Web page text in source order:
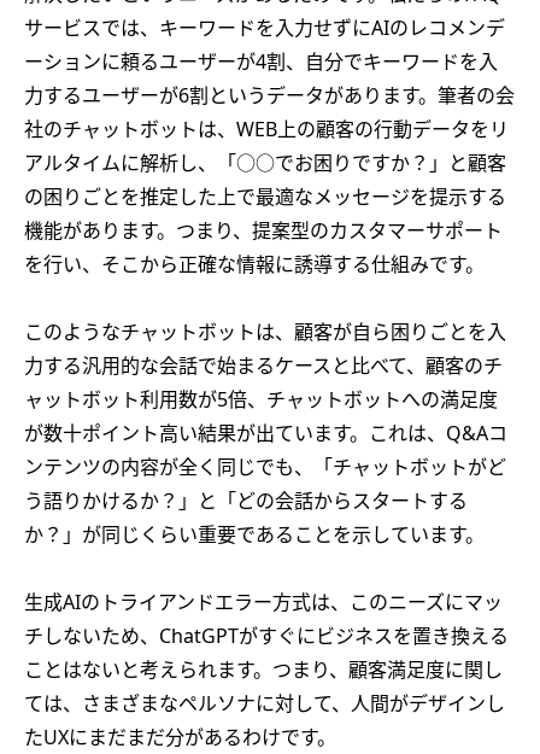
サービスでは、キーワードを入力せずにAIのレコメンデ
ーションに頼るユーザーが4割、自分でキーワードを入
力するユーザーが6割というデータがあります。筆者の会
社のチャットボットは、WEB上の顧客の行動データをリ
アルタイムに解析し、「○○でお困りですか？」と顧客
の困りごとを推定した上で最適なメッセージを提示する
機能があります。つまり、提案型のカスタマーサポート
を行い、そこから正確な情報に誘導する仕組みです。
このようなチャットボットは、顧客が自ら困りごとを入
力する汎用的な会話で始まるケースと比べて、顧客のチ
ャットボット利用数が5倍、チャットボットへの満足度
が数十ポイント高い結果が出ています。これは、Q&Aコ
ンテンツの内容が全く同じでも、「チャットボットがど
う語りかけるか？」と「どの会話からスタートする
か？」が同じくらい重要であることを示しています。
生成AIのトライアンドエラー方式は、このニーズにマッ
チしないため、ChatGPTがすぐにビジネスを置き換える
ことはないと考えられます。つまり、顧客満足度に関し
ては、さまざまなペルソナに対して、人間がデザインし
たUXにまだまだ分があるわけです。